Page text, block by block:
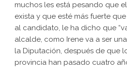
muchos les está pesando que el
exista y que esté más fuerte
al candidato, le ha dicho que
alcalde, como Irene va a ser
la Diputación, después de que
provincia han pasado cuatro